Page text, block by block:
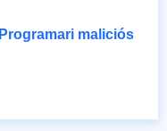
Programari maliciós